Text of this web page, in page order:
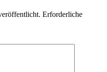
Erforderliche